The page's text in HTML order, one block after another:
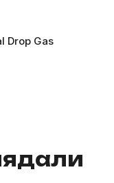
Drop Gas